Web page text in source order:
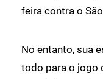
feira contra o
No entanto, sua
todo para o jogo